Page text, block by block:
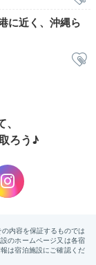
ール」。朝
を堪能しまし
ごし方です。
ぞ。
に近く、沖縄ら
ろう♪